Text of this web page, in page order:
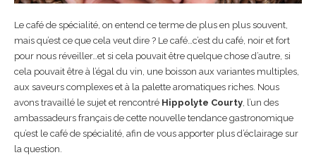
Le café de spécialité, on entend ce terme de plus en plus souvent,
mais qu’est ce que cela veut dire ? Le café…c’est du café, noir et fort
pour nous réveiller…et si cela pouvait être quelque chose d’autre, si
cela pouvait être à l’égal du vin, une boisson aux variantes multiples,
aux saveurs complexes et à la palette aromatiques riches. Nous
avons travaillé le sujet et rencontré Hippolyte Courty , l’un des
ambassadeurs français de cette nouvelle tendance gastronomique
qu’est le café de spécialité, afin de vous apporter plus d’éclairage sur
la question.